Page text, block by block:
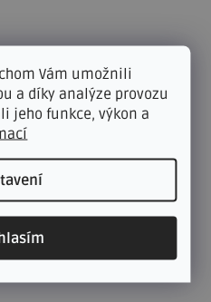
Vám umožnili
a díky analýze provozu
jeho funkce, výkon a